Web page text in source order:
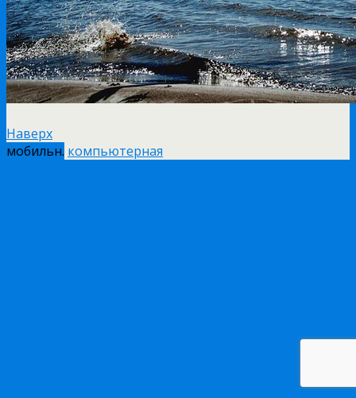
Наверх
мобильн. компьютерная